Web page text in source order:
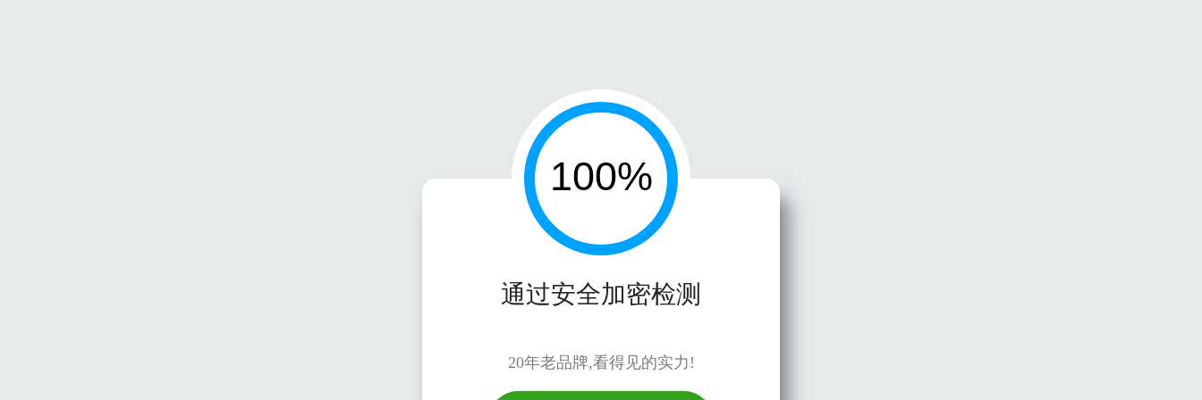
通过安全加密检测
20年老品牌,看得见的实力!